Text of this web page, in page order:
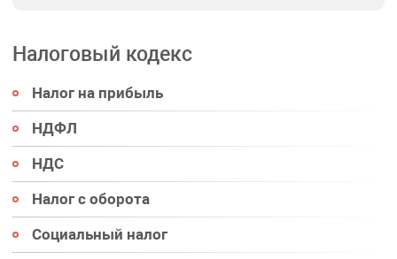
Налоговый кодекс
Налог на прибыль
НДФЛ
НДС
Налог с оборота
Социальный налог